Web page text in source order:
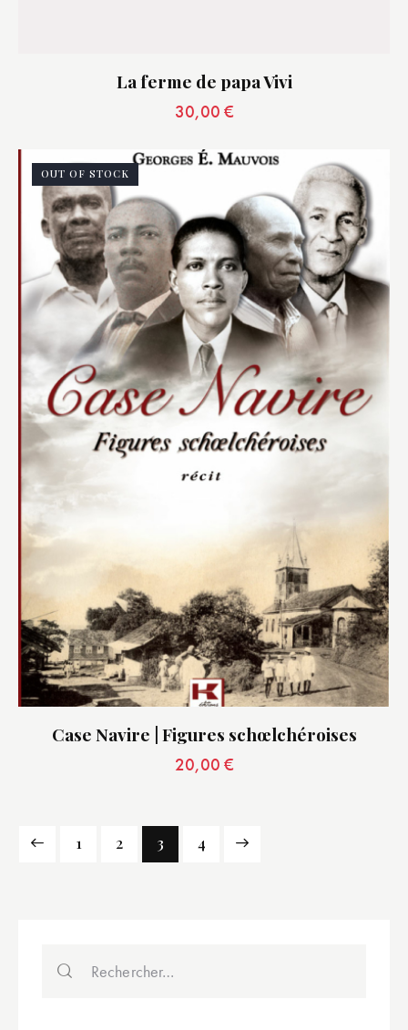
La ferme de papa Vivi
30,00 €
OUT OF STOCK
Case Navire | Figures schœlchéroises
20,00 €
1 2 3 4
→